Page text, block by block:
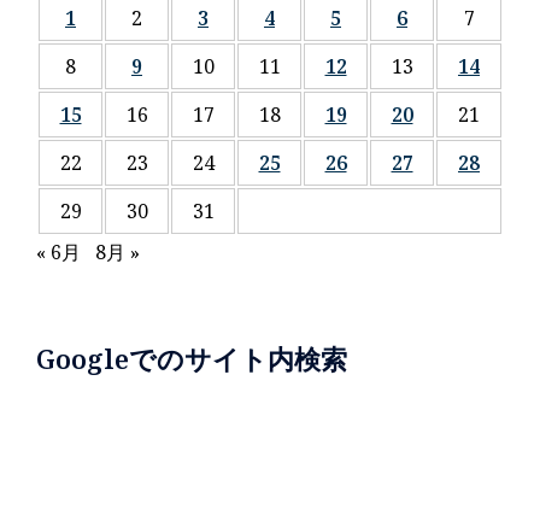
1
2 3 4 5 6
7
8
9 10 11 12 13
14
15
16 17 18 19 20
21
22
23 24 25 26 27
28
29
30
31
« 6月
8月 »
Googleでのサイト内検索